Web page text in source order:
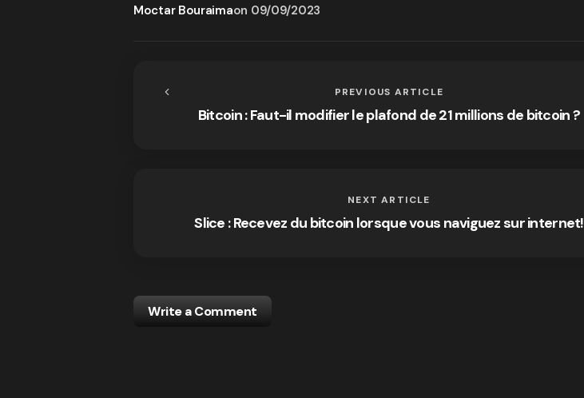
Moctar Bouraimaon 09/09/2023
PREVIOUS ARTICLE
Bitcoin : Faut-il modifier le plafond de 21 millions de bitcoin ?
NEXT ARTICLE
Slice : Recevez du bitcoin lorsque vous naviguez sur internet!
Write a Comment